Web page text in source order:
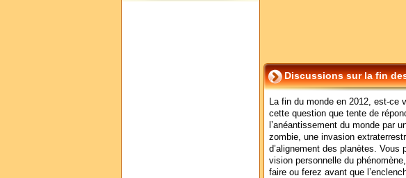
Discussions sur la fin
La fin du monde en 2012, est-ce
cette question que tente de
l’anéantissement du monde par
zombie, une invasion
d’alignement des planètes. Vous
vision personnelle du
faire ou ferez avant que